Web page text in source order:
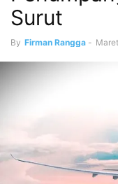
Surut
By Firman Rangga -